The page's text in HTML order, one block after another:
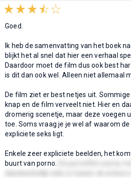
Goed.
Ik heb de samenvatting van het boek
blijkt het al snel dat hier een verhaal
Daardoor moet de film dus ook best
is dit dan ook wel. Alleen niet allemaal
De film ziet er best netjes uit.
knap en de film verveelt niet. Hier en
dromerig scenetje, maar deze voegen
toe. Soms vraag je je wel af waarom
expliciete seks ligt.
Enkele zeer expliciete beelden, het
buurt van porno.